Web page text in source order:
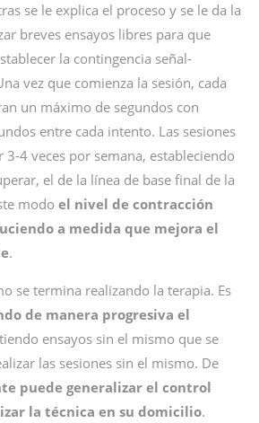
se le explica el proceso y se le da la
breves ensayos libres para que
la contingencia señal-
vez que comienza la sesión, cada
un máximo de segundos con
entre cada intento. Las sesiones
4 veces por semana, estableciendo
el de la línea de base final de la
modo el nivel de contracción
a medida que mejora el
.
se termina realizando la terapia. Es
de manera progresiva el
ensayos sin el mismo que se
las sesiones sin el mismo. De
puede generalizar el control
la técnica en su domicilio.